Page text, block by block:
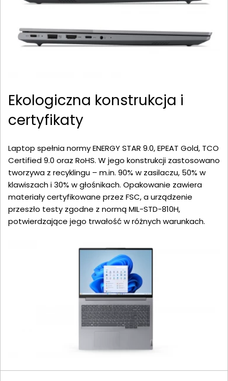
Ekologiczna konstrukcja i
certyfikaty
Laptop spełnia normy ENERGY STAR 9.0, EPEAT Gold, TCO
Certified 9.0 oraz RoHS. W jego konstrukcji zastosowano
tworzywa z recyklingu – m.in. 90% w zasilaczu, 50% w
klawiszach i 30% w głośnikach. Opakowanie zawiera
materiały certyfikowane przez FSC, a urządzenie
przeszło testy zgodne z normą MIL-STD-810H,
potwierdzające jego trwałość w różnych warunkach.